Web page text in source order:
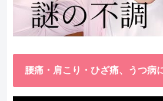
腰痛・肩こり・ひざ痛、うつ病